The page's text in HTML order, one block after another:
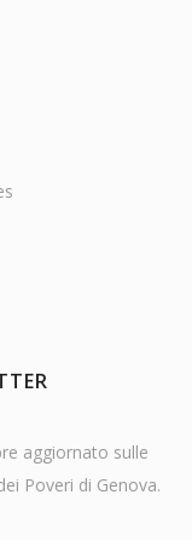
aggiornato sulle
Poveri di Genova.